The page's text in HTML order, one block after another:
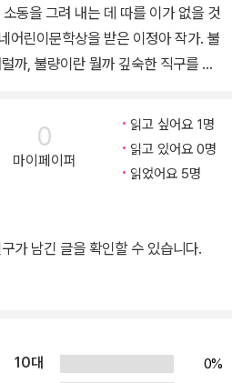
동을 그려 내는 데 따를 이가 없을 것
어린이문학상을 받은 이정아 작가. 불
까, 불량이란 뭘까 깊숙한 직구를 던
러든 어깨를 좍좍 펴준다. 납작코 말
사 생활 동안 숱한 장난꾸러기들을 섭
금성의 열렬한 팬 백호빵 아니 백건
빵 터지는 웃음과 깨알 재미를 선사
감동까지. 첫 학교생활을 맞
으로 입학식에 참석한 백건호. 작은
대 왔던 친구들이 운동장에 다 모였다.
0
마이페이퍼
읽고 싶어요 1명
읽고 있어요 0명
읽었어요 5명
가 남긴 글을 확인할 수 있습니다.
10대
0%